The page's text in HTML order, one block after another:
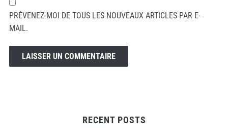
PRÉVENEZ-MOI DE TOUS LES NOUVEAUX ARTICLES PAR E-
MAIL.
RECENT POSTS